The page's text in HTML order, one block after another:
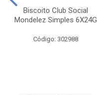
Biscoito Club Social
Mondelez Simples 6X24G
Código: 302988